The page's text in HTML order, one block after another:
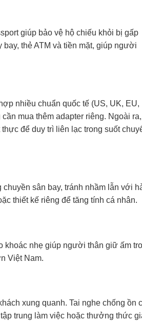
giúp bảo vệ hộ chiếu khỏi bị gấp
thẻ ATM và tiền mặt, giúp người
nhiều chuẩn quốc tế (US, UK, EU,
mua thêm adapter riêng. Ngoài ra,
để duy trì liên lạc trong suốt
sân bay, tránh nhầm lẫn với
thiết kế riêng để tăng tính cá nhân.
khoác nhẹ giúp người thân giữ ấm
Việt Nam.
xung quanh. Tai nghe chống ồn
trung làm việc hoặc thưởng thức